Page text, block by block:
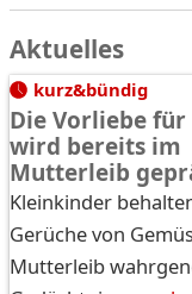
Aktuelles
kurz&bündig
Die Vorliebe für
wird bereits im
Mutterleib
Kleinkinder
Gerüche von
Mutterleib